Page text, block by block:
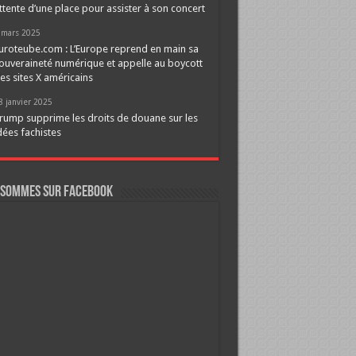
d’une place pour assister à son concert
2025
: L’Europe reprend en main sa
numérique et appelle au boycott
sites X américains
janvier 2025
supprime les droits de douane sur les
fachistes
sur FaceBook